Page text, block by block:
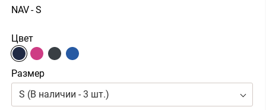
NAV- S
Цвет
Размер
S (В наличии - 3 шт.)